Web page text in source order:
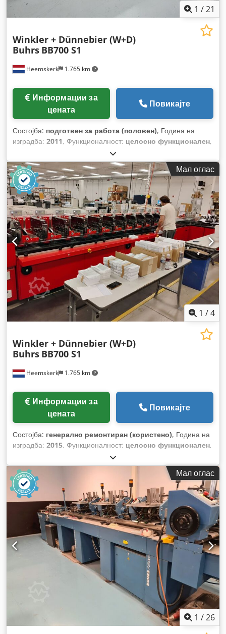
1 /21
Heemskerk 1.765 km
Winkler + Dünnebier (W+D)
Buhrs BB700 S1
цената
Повикајте
Состојба: подготвен за работа (половен), Година на
изградба: 2011, Функционалност: целосно функционален,
Мал оглас
1 /4
Heemskerk 1.765 km
Winkler + Dünnebier (W+D)
Buhrs BB700 S1
цената
Повикајте
Состојба: генерално ремонтиран (користено), Година на
изградба: 2015, Функционалност: целосно функционален,
Мал оглас
1 /26